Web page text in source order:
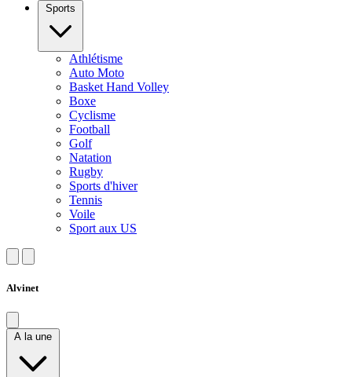
Sports
Athlétisme
Auto Moto
Basket Hand Volley
Boxe
Cyclisme
Football
Golf
Natation
Rugby
Sports d'hiver
Tennis
Voile
Sport aux US
Alvinet
A la une